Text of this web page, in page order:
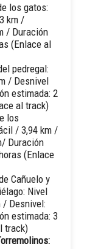
los gatos:
km /
/ Duración
(Enlace al
pedregal:
/ Desnivel
estimada: 2
al track)
los
/ 3,94 km /
Duración
(Enlace
Cañuelo y
Nivel
/ Desnivel:
estimada: 3
track)